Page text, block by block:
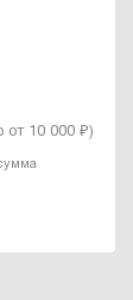
от 10 000 ₽)